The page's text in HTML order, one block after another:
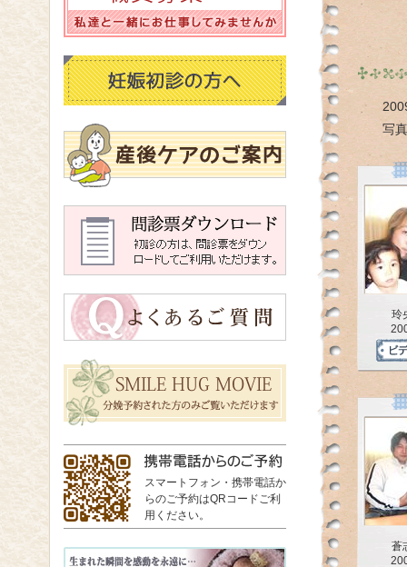
スマートフォン・携帯電話か
らのご予約はQRコードご利
用ください。
写
玲
蒼